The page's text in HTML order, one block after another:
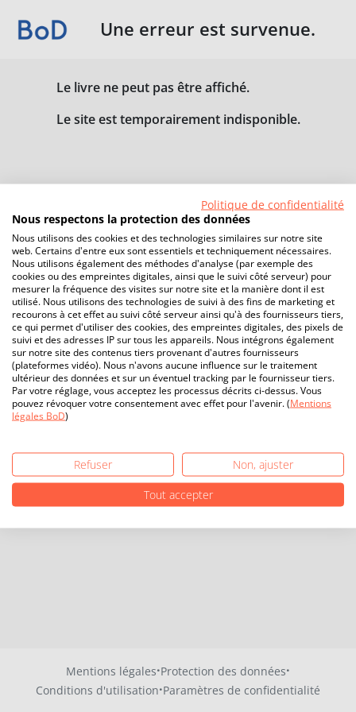
Une erreur est survenue.
Le livre ne peut pas être affiché.
Le site est temporairement indisponible.
Mentions légales·Protection des données·
Conditions d'utilisation·Paramètres de confidentialité
Politique de confidentialité
Nous respectons la protection des données
Nous utilisons des cookies et des technologies similaires sur notre site
web. Certains d'entre eux sont essentiels et techniquement nécessaires.
Nous utilisons également des méthodes d'analyse (par exemple des
cookies ou des empreintes digitales, ainsi que le suivi côté serveur) pour
mesurer la fréquence des visites sur notre site et la manière dont il est
utilisé. Nous utilisons des technologies de suivi à des fins de marketing et
recourons à cet effet au suivi côté serveur ainsi qu'à des fournisseurs tiers,
ce qui permet d'utiliser des cookies, des empreintes digitales, des pixels de
suivi et des adresses IP sur tous les appareils. Nous intégrons également
sur notre site des contenus tiers provenant d'autres fournisseurs
(plateformes vidéo). Nous n'avons aucune influence sur le traitement
ultérieur des données et sur un éventuel tracking par le fournisseur tiers.
Par votre réglage, vous acceptez les processus décrits ci-dessus. Vous
pouvez révoquer votre consentement avec effet pour l'avenir. (Mentions
légales BoD)
Refuser
Non, ajuster
Tout accepter